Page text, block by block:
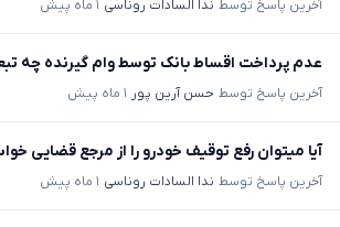
آخرین پاسخ توسط ندا السادات روناسی ۱ ماه پیش
عدم پرداخت اقساط بانک توسط وام گیرنده چه
آخرین پاسخ توسط حسن آرین پور ۱ ماه پیش
آیا میتوان رفع توقیف خودرو را از مرجع قضایی
آخرین پاسخ توسط ندا السادات روناسی ۱ ماه پیش